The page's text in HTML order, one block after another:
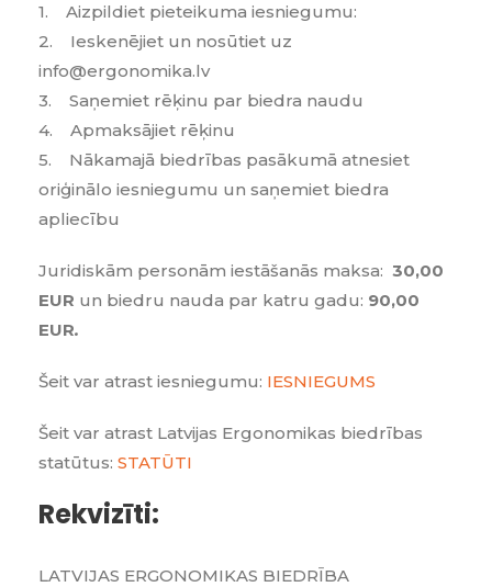
1. Aizpildiet pieteikuma iesniegumu:
2. Ieskenējiet un nosūtiet uz
info@ergonomika.lv
3. Saņemiet rēķinu par biedra naudu
4. Apmaksājiet rēķinu
5. Nākamajā biedrības pasākumā atnesiet
oriģinālo iesniegumu un saņemiet biedra
apliecību
Juridiskām personām iestāšanās maksa: 30,00
EUR un biedru nauda par katru gadu: 90,00
EUR.
Šeit var atrast iesniegumu: IESNIEGUMS
Šeit var atrast Latvijas Ergonomikas biedrības
statūtus: STATŪTI
Rekvizīti:
LATVIJAS ERGONOMIKAS BIEDRĪBA